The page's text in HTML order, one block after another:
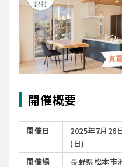
開催概要
開催日
2025年7月26
(日)
開催場
長野県松本市